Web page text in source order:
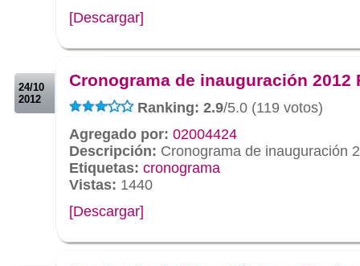
[Descargar]
24/10
2012
Cronograma de inauguración 2012
Ranking: 2.9/5.0 (119 votos)
Agregado por: 02004424
Descripción: Cronograma de inauguración
Etiquetas: cronograma
Vistas: 1440
[Descargar]